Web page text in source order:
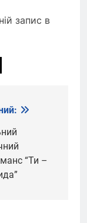
запис в
“Ти –